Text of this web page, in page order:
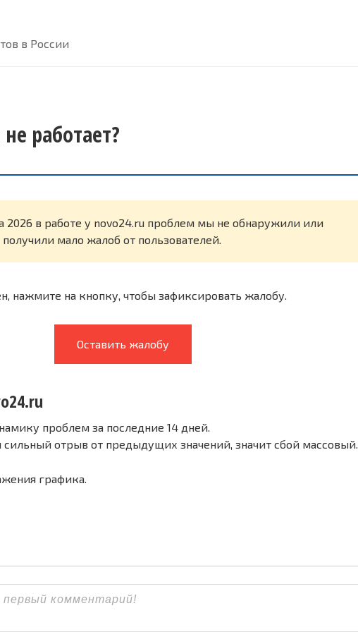
в России
работает?
2026 в работе у novo24.ru проблем мы не обнаружили или
получили мало жалоб от пользователей.
нажмите на кнопку, чтобы зафиксировать жалобу.
Оставить жалобу
проблем за последние 14 дней.
сильный отрыв от предыдущих значений, значит сбой массовый.
графика.